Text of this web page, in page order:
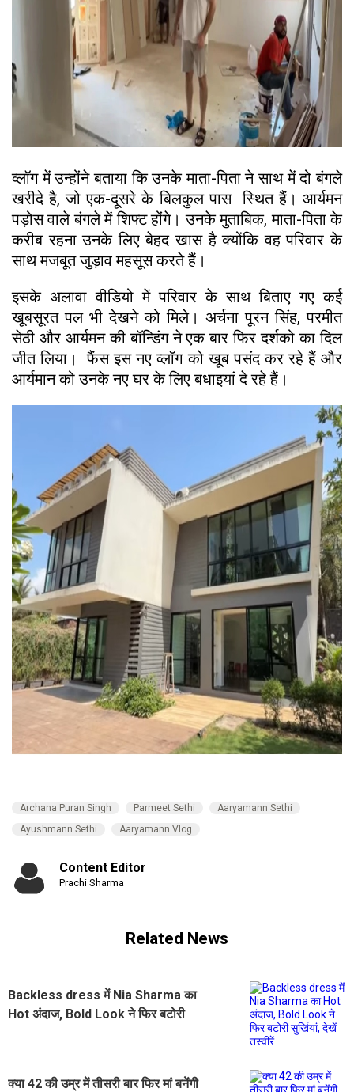
व्लॉग में उन्होंने बताया कि उनके माता-पिता ने साथ में दो बंगले
खरीदे है, जो एक-दूसरे के बिलकुल पास स्थित हैं। आर्यमन
पड़ोस वाले बंगले में शिफ्ट होंगे। उनके मुताबिक, माता-पिता के
करीब रहना उनके लिए बेहद खास है क्योंकि वह परिवार के
साथ मजबूत जुड़ाव महसूस करते हैं।
इसके अलावा वीडियो में परिवार के साथ बिताए गए कई
खूबसूरत पल भी देखने को मिले। अर्चना पूरन सिंह, परमीत
सेठी और आर्यमन की बॉन्डिंग ने एक बार फिर दर्शको का दिल
जीत लिया। फैंस इस नए व्लॉग को खूब पसंद कर रहे हैं और
आर्यमान को उनके नए घर के लिए बधाइयां दे रहे हैं।
Archana Puran Singh Parmeet Sethi
Aaryamann Sethi
Ayushmann Sethi
Aaryamann Vlog
Content Editor
Prachi Sharma
Related News
Backless dress में Nia Sharma का
Hot अंदाज, Bold Look ने फिर बटोरी
क्या 42 की उम्र में तीसरी बार फिर मां बनेंगी